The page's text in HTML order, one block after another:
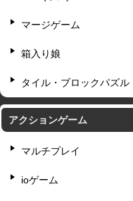
マージゲーム
箱入り娘
タイル・ブロックパズル
アクションゲーム
マルチプレイ
ioゲーム